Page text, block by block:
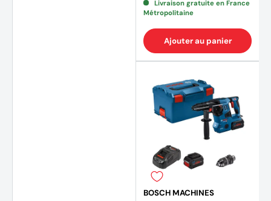
Livraison gratuite en France
Métropolitaine
Ajouter au panier
BOSCH MACHINES